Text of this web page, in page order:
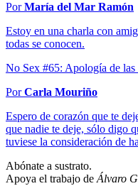
PorMaría del Mar Ramón
Estoy en una charla con
todas se conocen.
No Sex #65: Apología de las
PorCarla Mouriño
Espero de corazón que te
que nadie te deje, sólo digo
tuviese la consideración de
Abónate a sustrato.
Apoya el trabajo de Álvaro